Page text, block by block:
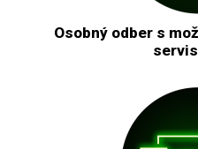
Osobný odber s